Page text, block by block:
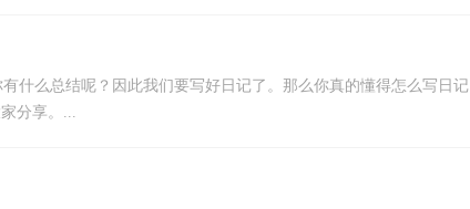
什么总结呢？因此我们要写好日记了。那么你真的懂得怎么写日记
分享。...